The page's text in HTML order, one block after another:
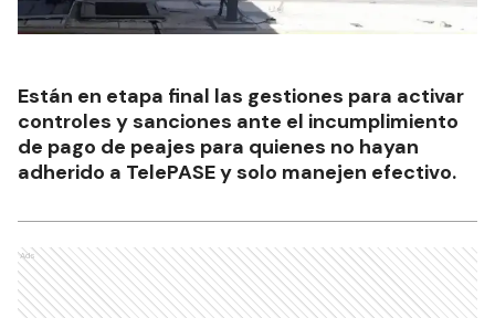
Están en etapa final las gestiones para activar
controles y sanciones ante el incumplimiento
de pago de peajes para quienes no hayan
adherido a TelePASE y solo manejen efectivo.
Ads